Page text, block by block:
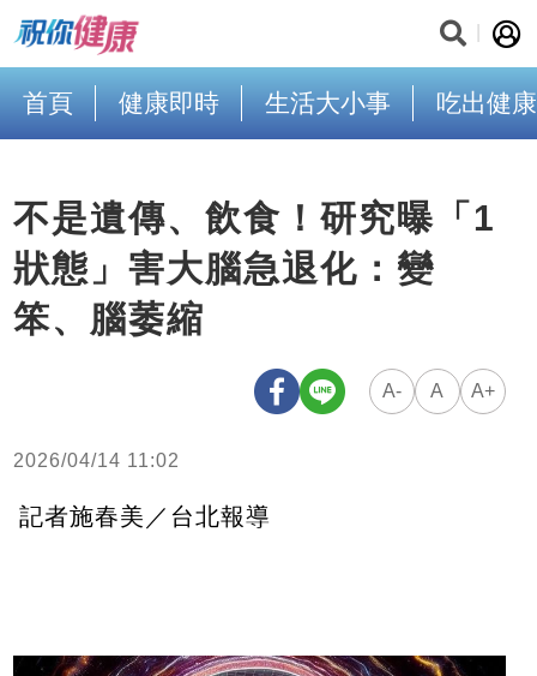
首頁 健康即時 生活大小事 吃出健康
不是遺傳、飲食！研究曝「1
狀態」害大腦急退化：變
笨、腦萎縮
A- A A+
2026/04/14 11:02
記者施春美／台北報導